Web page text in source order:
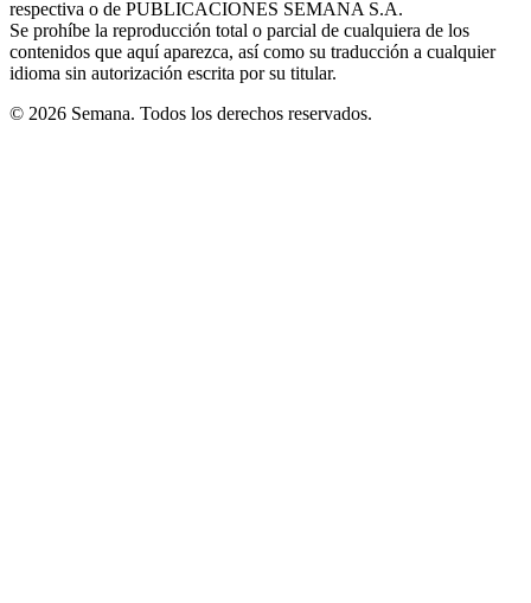
window
respectiva o de PUBLICACIONES SEMANA S.A.
Se prohíbe la reproducción total o parcial de cualquiera de los
contenidos que aquí aparezca, así como su traducción a cualquier
idioma sin autorización escrita por su titular.
© 2026 Semana. Todos los derechos reservados.